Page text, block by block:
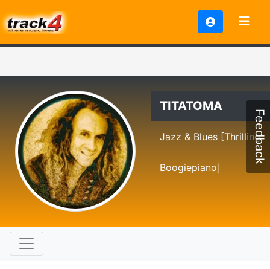
TITATOMA
Jazz & Blues [Thrilling
Boogiepiano]
Feedback